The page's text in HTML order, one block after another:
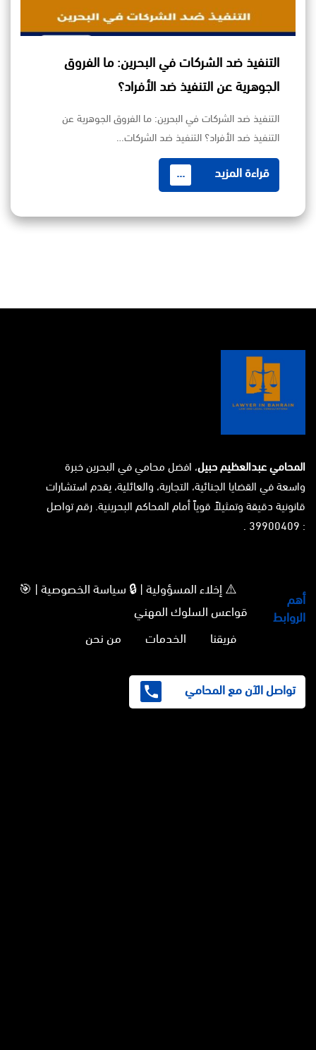
التنفيذ ضد الشركات في البحرين: ما الفروق
الجوهرية عن التنفيذ ضد الأفراد؟
التنفيذ ضد الشركات في البحرين: ما الفروق الجوهرية عن
التنفيذ ضد الأفراد؟ التنفيذ ضد الشركات…
قراءة المزيد ...
المحامي عبدالعظيم حبيل، افضل محامي في البحرين خبرة
واسعة في القضايا الجنائية، التجارية، والعائلية، يقدم استشارات
قانونية دقيقة وتمثيلاً قوياً أمام المحاكم البحرينية. رقم تواصل
: 39900409 .
أهم
الروابط
⚠️ إخلاء المسؤولية | 🔒 سياسة الخصوصية | 🎯
قواعس السلوك المهني
فريقنا
الخدمات من نحن
تواصل الآن مع المحامي